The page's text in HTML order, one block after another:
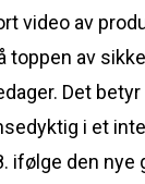
video av
toppen av
Det betyr
i et
ifølge den nye